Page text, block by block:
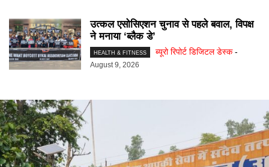
उत्कल एसोसिएशन चुनाव से पहले बवाल, विपक्ष
ने मनाया ‘ब्लैक डे’
HEALTH & FITNESS ब्यूरो रिपोर्ट डिजिटल डेस्क -
August 9, 2026